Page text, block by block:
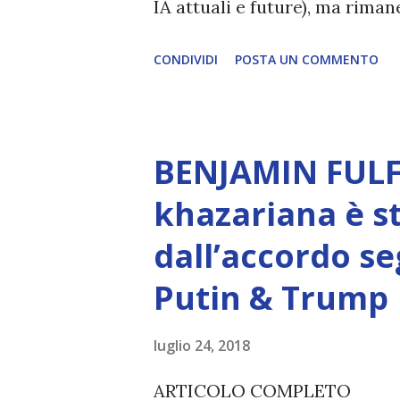
IA attuali e future), ma
Creatore. È ciò che
non è la scelta più efficiente.
L’intelligenza può simulare
essere Coscienza. Può
CONDIVIDI POSTA UN COMMENTO
BENJAMIN
khazariana è
dall’accordo
Putin & Trump
luglio 24, 2018
ARTICOLO COMPLETO